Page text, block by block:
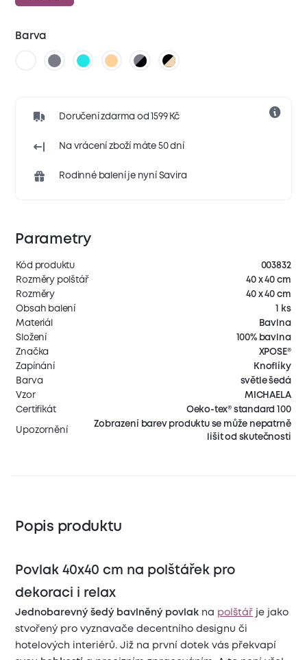
Barva
Doručení zdarma od 1599 Kč
Na vrácení zboží máte 50 dní
Rodinné balení je nyní Savira
Parametry
Kód produktu
003832
Rozměry polštář
40 x 40 cm
Rozměry
40 x 40 cm
Obsah balení
1 ks
Materiál
Bavlna
Složení
100% bavlna
Značka
XPOSE®
Zapínání
Knoflíky
Barva
světle šedá
Vzor
MICHAELA
Certifikát
Oeko-tex® standard 100
Upozornění
Zobrazení barev produktu se může nepatrně
lišit od skutečnosti
Popis produktu
Povlak 40x40 cm na polštářek pro
dekoraci i relax
Jednobarevný šedý bavlněný povlak na polštář je jako
stvořený pro vyznavače decentního designu či
hotelových interiérů. Již na první dotek vás překvapí